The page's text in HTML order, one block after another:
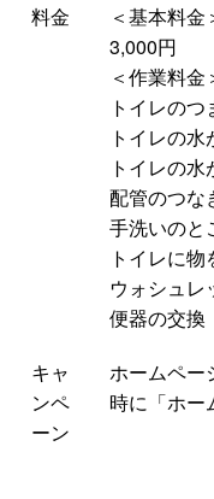
料金
＜基本料金
3,000円
＜作業料金
トイレの
トイレの
トイレの
配管のつな
手洗いのと
トイレに
ウォシュレ
便器の交換
キャ
ンペ
ーン
ホームペー
時に「ホー